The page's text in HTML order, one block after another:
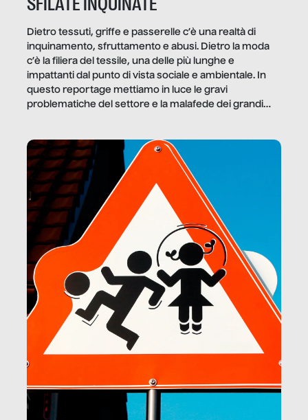
Dietro tessuti, griffe e passerelle c’è una realtà di
inquinamento, sfruttamento e abusi. Dietro la moda
c’è la filiera del tessile, una delle più lunghe e
impattanti dal punto di vista sociale e ambientale. In
questo reportage mettiamo in luce le gravi
problematiche del settore e la malafede dei grandi